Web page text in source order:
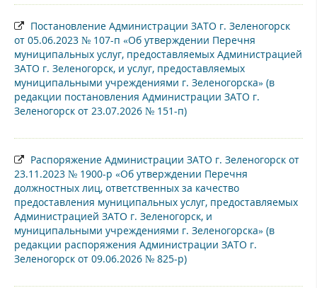
Постановление Администрации ЗАТО г. Зеленогорск
от 05.06.2023 № 107-п «Об утверждении Перечня
муниципальных услуг, предоставляемых Администрацией
ЗАТО г. Зеленогорск, и услуг, предоставляемых
муниципальными учреждениями г. Зеленогорска» (в
редакции постановления Администрации ЗАТО г.
Зеленогорск от 23.07.2026 № 151-п)
Распоряжение Администрации ЗАТО г. Зеленогорск от
23.11.2023 № 1900-р «Об утверждении Перечня
должностных лиц, ответственных за качество
предоставления муниципальных услуг, предоставляемых
Администрацией ЗАТО г. Зеленогорск, и
муниципальными учреждениями г. Зеленогорска» (в
редакции распоряжения Администрации ЗАТО г.
Зеленогорск от 09.06.2026 № 825-р)